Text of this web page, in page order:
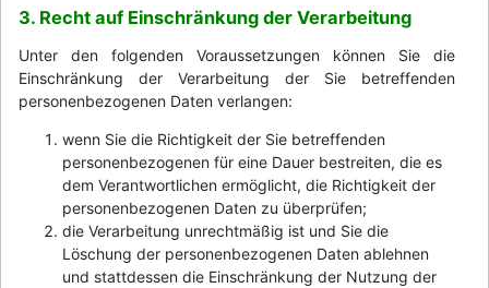
3. Recht auf Einschränkung der Verarbeitung
Unter den folgenden Voraussetzungen können Sie die
Einschränkung der Verarbeitung der Sie betreffenden
personenbezogenen Daten verlangen:
wenn Sie die Richtigkeit der Sie betreffenden
personenbezogenen für eine Dauer bestreiten, die es
dem Verantwortlichen ermöglicht, die Richtigkeit der
personenbezogenen Daten zu überprüfen;
die Verarbeitung unrechtmäßig ist und Sie die
Löschung der personenbezogenen Daten ablehnen
und stattdessen die Einschränkung der Nutzung der